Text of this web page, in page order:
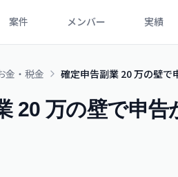
案件 メンバー 実績
金・税金 確定申告副業 20 万の壁で
20 万の壁で申